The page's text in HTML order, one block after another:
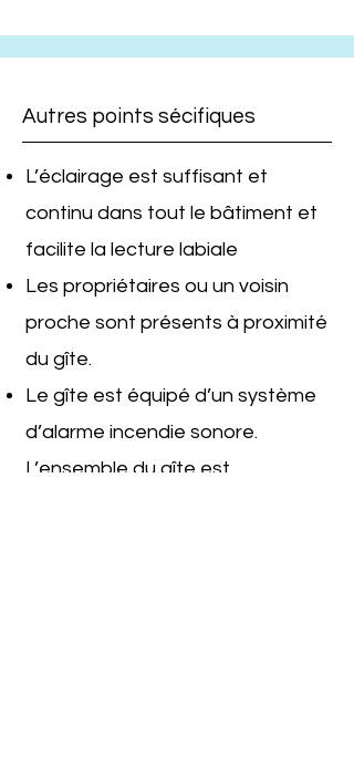
Autres points sécifiques
L’éclairage est suffisant et
continu dans tout le bâtiment et
facilite la lecture labiale
Les propriétaires ou un voisin
proche sont présents à proximité
du gîte.
Le gîte est équipé d’un système
d’alarme incendie sonore.
L’ensemble du gîte est